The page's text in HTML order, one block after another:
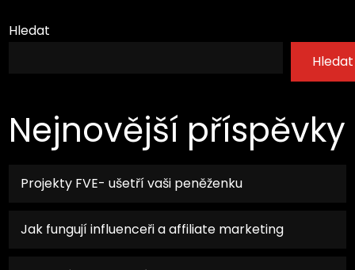
Hledat
Hledat
Nejnovější příspěvky
Projekty FVE- ušetří vaši peněženku
Jak fungují influenceři a affiliate marketing